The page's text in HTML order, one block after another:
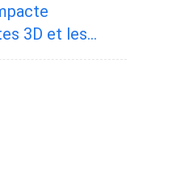
3D et les
de la vitesse et